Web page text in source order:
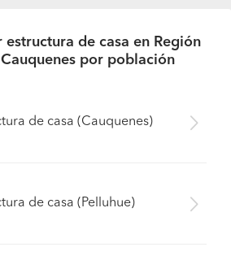
estructura de casa en Región
por población
de casa (Cauquenes)
de casa (Pelluhue)